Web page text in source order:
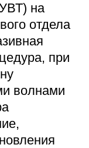
на
отдела
при
волнами